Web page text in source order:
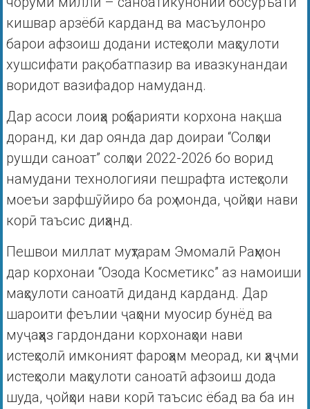
кишвар арзёбӣ карданд ва масъулонро
барои афзоиш додани истеҳсоли маҳсулоти
хушсифати рақобатпазир ва ивазкунандаи
воридот вазифадор намуданд.
Дар асоси лоиҳа роҳбарияти корхона нақша
доранд, ки дар оянда дар доираи “Солҳои
рушди саноат” солҳои 2022-2026 бо ворид
намудани технологияи пешрафта истеҳсоли
моеъи зарфшӯйиро ба роҳ монда, ҷойҳои нави
корӣ таъсис диҳанд.
Пешвои миллат муҳтарам Эмомалӣ Раҳмон
дар корхонаи “Озода Косметикс” аз намоиши
маҳсулоти саноатӣ диданд карданд. Дар
шароити феълии ҷаҳони муосир бунёд ва
муҷаҳҳаз гардондани корхонаҳои нави
истеҳсолӣ имконият фароҳам меорад, ки ҳаҷми
истеҳсоли маҳсулоти саноатӣ афзоиш дода
шуда, ҷойҳои нави корӣ таъсис ёбад ва ба ин